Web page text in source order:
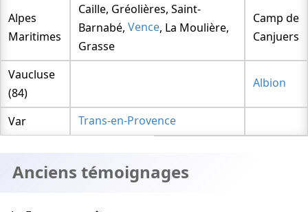
Alpes
Maritimes
Caille, Gréolières, Saint-
Barnabé,Vence, La Moulière,
Grasse
Camp de
Canjuers
Vaucluse
(84)
Albion
Var Trans-en-Provence
Anciens témoignages